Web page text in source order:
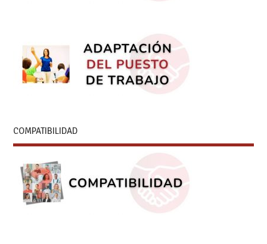
COMPATIBILIDAD